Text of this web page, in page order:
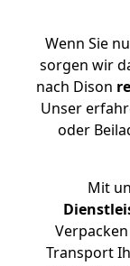
Wenn Sie
sorgen wir
nach Dison
Unser
oder
Mit
Transport